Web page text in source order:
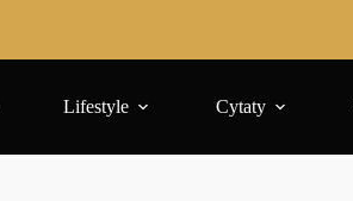
Lifestyle Cytaty